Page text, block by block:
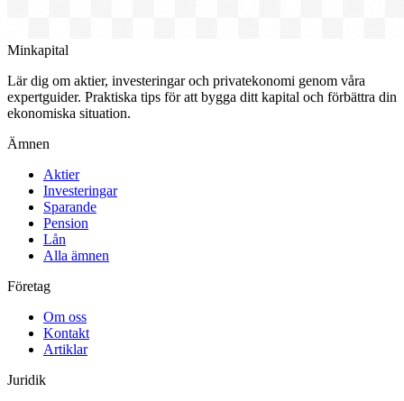
Minkapital
Lär dig om aktier, investeringar och privatekonomi genom våra
expertguider. Praktiska tips för att bygga ditt kapital och förbättra din
ekonomiska situation.
Ämnen
Aktier
Investeringar
Sparande
Pension
Lån
Alla ämnen
Företag
Om oss
Kontakt
Artiklar
Juridik